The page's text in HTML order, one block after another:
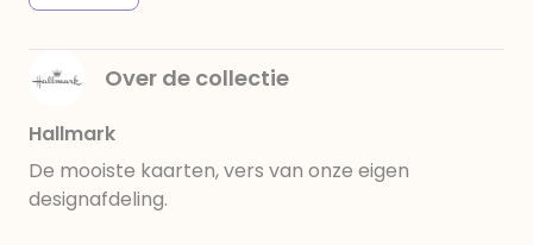
Over de collectie
Hallmark
De mooiste kaarten, vers van onze eigen
designafdeling.